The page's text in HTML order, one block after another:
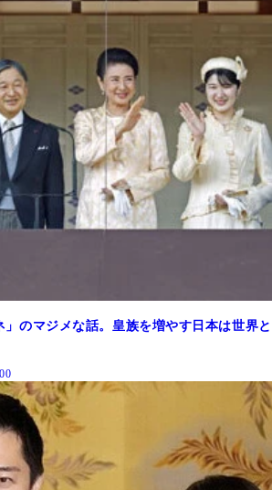
」のマジメな話。皇族を増やす日本は世界と